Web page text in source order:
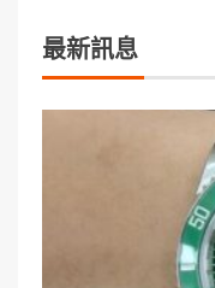
最新訊息